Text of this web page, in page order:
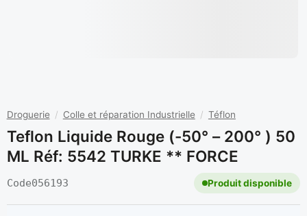
Droguerie / Colle et réparation Industrielle / Téflon
Teflon Liquide Rouge (-50° – 200° ) 50
ML Réf: 5542 TURKE ** FORCE
Code056193 Produit disponible